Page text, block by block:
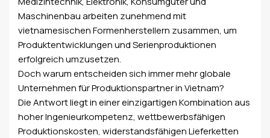
Maschinenbau arbeiten zunehmend mit
vietnamesischen Formenherstellern zusammen, um
Produktentwicklungen und Serienproduktionen
erfolgreich umzusetzen.
Doch warum entscheiden sich immer mehr globale
Unternehmen für Produktionspartner in Vietnam?
Die Antwort liegt in einer einzigartigen Kombination aus
hoher Ingenieurkompetenz, wettbewerbsfähigen
Produktionskosten, widerstandsfähigen Lieferketten